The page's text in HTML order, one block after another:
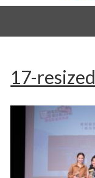
17-resized